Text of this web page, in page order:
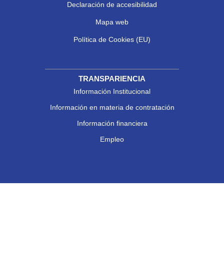
Declaración de accesibilidad
Mapa web
Política de Cookies (EU)
TRANSPARIENCIA
Información Institucional
Información en materia de contratación
Información financiera
Empleo